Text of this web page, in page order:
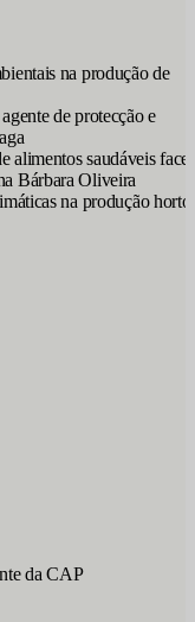
na produção de
de protecção e
alimentos saudáveis face
Bárbara Oliveira
na produção
da CAP